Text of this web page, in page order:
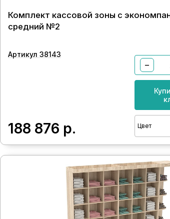
Комплект кассовой зоны с
средний №2
Артикул 38143
188 876 р.
−
Цвет